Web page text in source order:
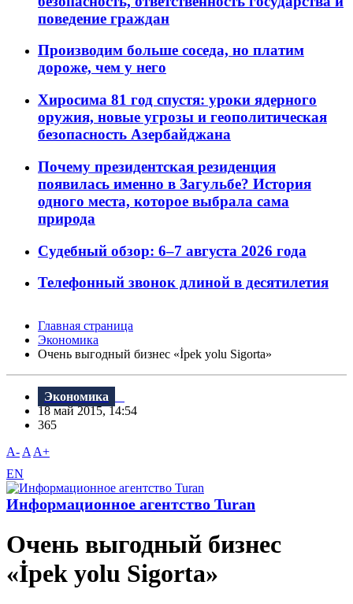
поведение граждан
Производим больше соседа, но платим
дороже, чем у него
Хиросима 81 год спустя: уроки ядерного
оружия, новые угрозы и геополитическая
безопасность Азербайджана
Почему президентская резиденция
появилась именно в Загульбе? История
одного места, которое выбрала сама
природа
Судебный обзор: 6–7 августа 2026 года
Телефонный звонок длиной в десятилетия
Главная страница
Экономика
Очень выгодный бизнес «İpek yolu Sigorta»
Экономика
18 май 2015, 14:54
365
A- A A+
EN
Информационное агентство Turan
Очень выгодный бизнес
«İpek yolu Sigorta»